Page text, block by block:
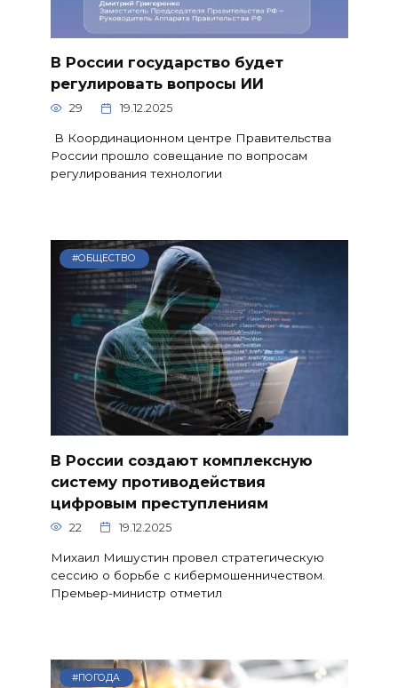
В России государство будет
регулировать вопросы ИИ
29 19.12.2025
В Координационном центре Правительства
России прошло совещание по вопросам
регулирования технологии
#ОБЩЕСТВО
В России создают комплексную
систему противодействия
цифровым преступлениям
22 19.12.2025
Михаил Мишустин провел стратегическую
сессию о борьбе с кибермошенничеством.
Премьер-министр отметил
#ПОГОДА